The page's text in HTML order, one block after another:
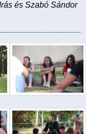
és Szabó Sándor